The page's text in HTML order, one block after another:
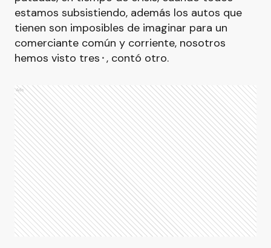
estamos subsistiendo, además los autos que
tienen son imposibles de imaginar para un
comerciante común y corriente, nosotros
hemos visto tres⬝, contó otro.
Ads